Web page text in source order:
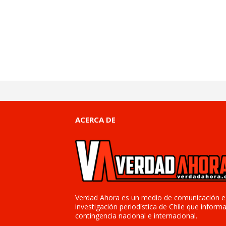
ACERCA DE
Verdad Ahora es un medio de comunicación e
investigación periodística de Chile que
contingencia nacional e internacional.